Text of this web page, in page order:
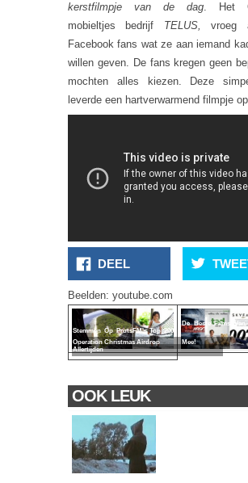
kerstfilmpje van de dag. Het
mobieltjes bedrijf TELUS,vroeg
Facebook fans wat ze aan iemand
willen geven. De fans kregen geen
mochten alles kiezen. Deze
leverde een hartverwarmend filmpje
DEEL
Beelden: youtube.com
Operation Christmas Airdrop
De Beste Films Van
Mee!
Stemmen Op PrutsFM's Top 200
Allertijden
OOK LEUK